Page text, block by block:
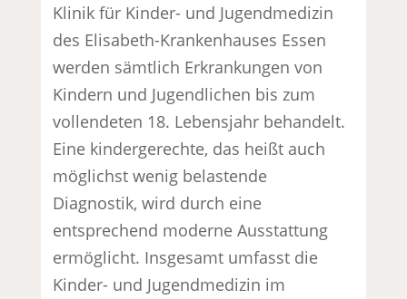
Klinik für Kinder- und Jugendmedizin
des Elisabeth-Krankenhauses Essen
werden sämtlich Erkrankungen von
Kindern und Jugendlichen bis zum
vollendeten 18. Lebensjahr behandelt.
Eine kindergerechte, das heißt auch
möglichst wenig belastende
Diagnostik, wird durch eine
entsprechend moderne Ausstattung
ermöglicht. Insgesamt umfasst die
Kinder- und Jugendmedizin im